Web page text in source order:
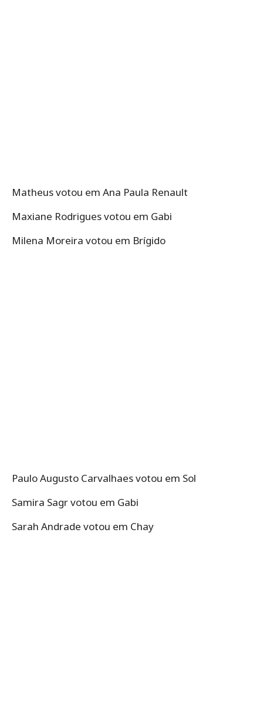
Matheus votou em Ana Paula Renault
Maxiane Rodrigues votou em Gabi
Milena Moreira votou em Brígido
Paulo Augusto Carvalhaes votou em Sol
Samira Sagr votou em Gabi
Sarah Andrade votou em Chay